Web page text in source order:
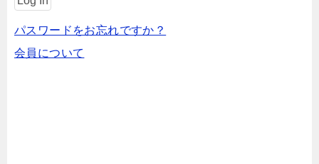
パスワードをお忘れですか？
会員について